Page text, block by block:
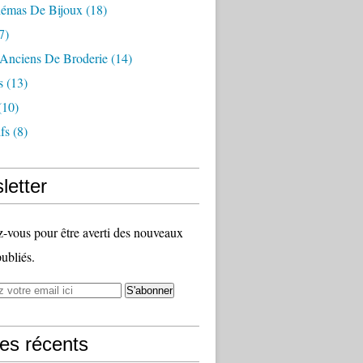
De Bijoux (18)
De Broderie(14)
(13)
(8)
vous pour être averti des nouveaux
récents